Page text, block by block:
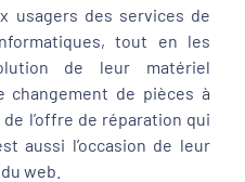
usagers des services de
tout en les
de leur matériel
changement de pièces à
l’offre de réparation qui
aussi l’occasion de leur
web.